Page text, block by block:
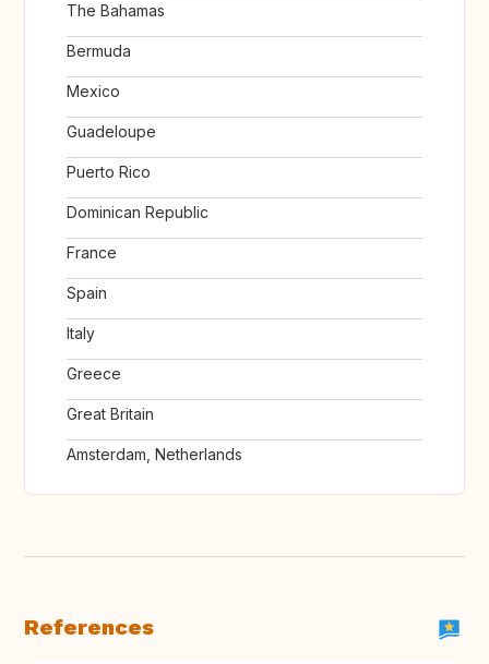
The Bahamas
Bermuda
Mexico
Guadeloupe
Puerto Rico
Dominican Republic
France
Spain
Italy
Greece
Great Britain
Amsterdam, Netherlands
References